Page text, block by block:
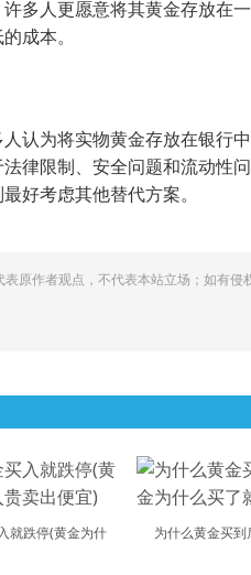
多人更愿意将其黄金存放在
成本。
认为将实物黄金存放在银行
律限制、安全问题和流动性
好考虑其他替代方案。
表原作者观点，不代表本站立场；如有
就跌停(黄金为什
为什么黄金买